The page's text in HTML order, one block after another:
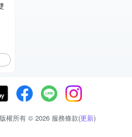
權所有 © 2026 服務條款(更新)